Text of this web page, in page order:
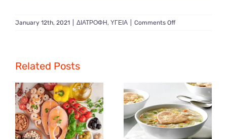
January 12th, 2021 ΔΙΑΤΡΟΦΗ, ΥΓΕΙΑ Comments Offon
Related Posts